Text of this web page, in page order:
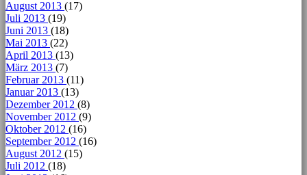
August 2013 (17)
Juli 2013 (19)
Juni 2013 (18)
Mai 2013 (22)
April 2013 (13)
März 2013 (7)
Februar 2013 (11)
Januar 2013 (13)
Dezember 2012 (8)
November 2012 (9)
Oktober 2012 (16)
September 2012 (16)
August 2012 (15)
Juli 2012 (18)